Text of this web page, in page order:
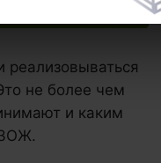
не более чем
и каким
ЗОЖ.